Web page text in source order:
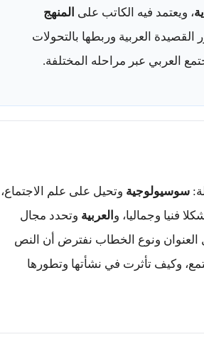
، ويعتمد فيه الكاتب على المنهج
العربية وربطها بالتحولات
العربي عبر مراحله المختلفة.
سوسيولوجية وتحيل على علم الاجتماع،
فنيا وجماليا، و العربية وتحدد مجال
العنوان ونوع الخطاب نفترض أن النص
وكيف تأثرت في نشأتها وتطورها